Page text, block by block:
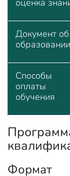
Документ об
образовании
Способы
оплаты
обучения
Формат